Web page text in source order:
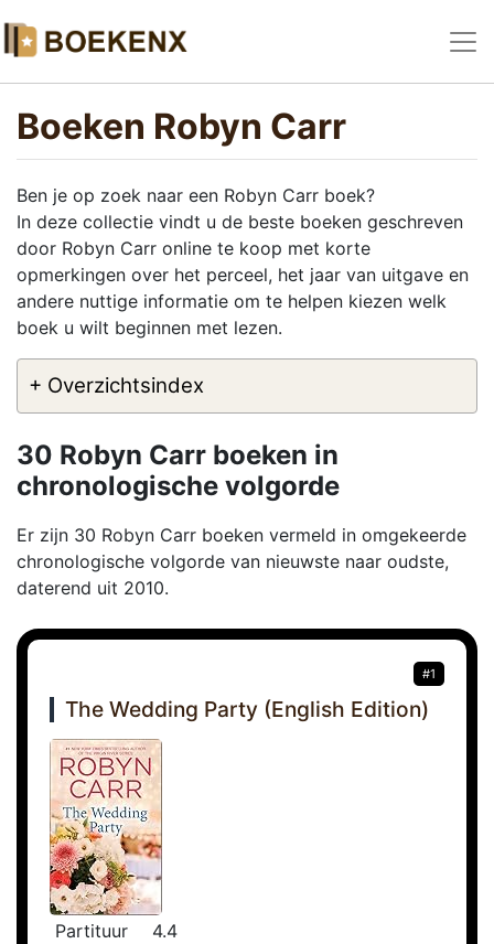
Boeken Robyn Carr
Ben je op zoek naar een Robyn Carr boek?
In deze collectie vindt u de beste boeken geschreven
door Robyn Carr online te koop met korte
opmerkingen over het perceel, het jaar van uitgave en
andere nuttige informatie om te helpen kiezen welk
boek u wilt beginnen met lezen.
+ Overzichtsindex
30 Robyn Carr boeken in
chronologische volgorde
Er zijn 30 Robyn Carr boeken vermeld in omgekeerde
chronologische volgorde van nieuwste naar oudste,
daterend uit 2010.
#1
The Wedding Party (English Edition)
Partituur
4.4